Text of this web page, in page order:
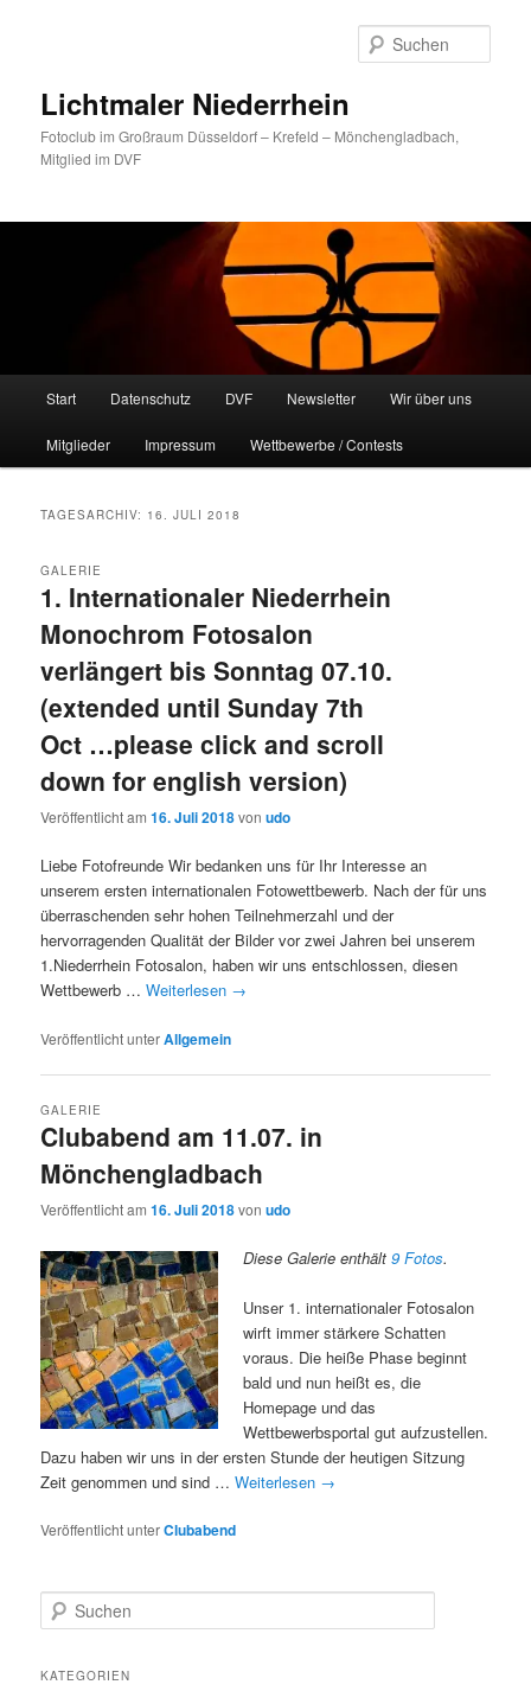
Lichtmaler Niederrhein
Fotoclub im Großraum Düsseldorf – Krefeld – Mönchengladbach,
Mitglied im DVF
Start Datenschutz DVF Newsletter Wir über uns
Mitglieder Impressum Wettbewerbe / Contests
TAGESARCHIV: 16. JULI 2018
1. Internationaler Niederrhein
Monochrom Fotosalon
verlängert bis Sonntag 07.10.
(extended until Sunday 7th
Oct …please click and scroll
down for english version)
GALERIE
Veröffentlicht am16. Juli 2018vonudo
Liebe Fotofreunde Wir bedanken uns für Ihr Interesse an
unserem ersten internationalen Fotowettbewerb. Nach der für uns
überraschenden sehr hohen Teilnehmerzahl und der
hervorragenden Qualität der Bilder vor zwei Jahren bei unserem
1.Niederrhein Fotosalon, haben wir uns entschlossen, diesen
Wettbewerb …Weiterlesen →
Veröffentlicht unterAllgemein
Clubabend am 11.07. in
Mönchengladbach
GALERIE
Veröffentlicht am16. Juli 2018vonudo
Diese Galerie enthält9 Fotos.
Unser 1. internationaler Fotosalon
wirft immer stärkere Schatten
voraus. Die heiße Phase beginnt
bald und nun heißt es, die
Homepage und das
Wettbewerbsportal gut aufzustellen.
Dazu haben wir uns in der ersten Stunde der heutigen Sitzung
Zeit genommen und sind …Weiterlesen →
Veröffentlicht unterClubabend
u
h
KATEGORIEN